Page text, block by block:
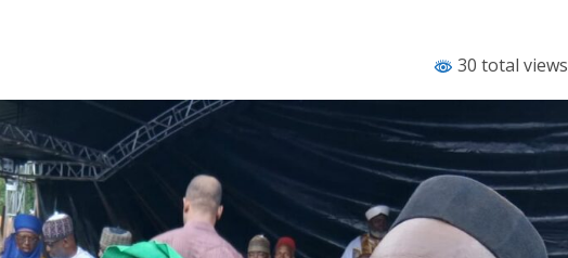
30 total views